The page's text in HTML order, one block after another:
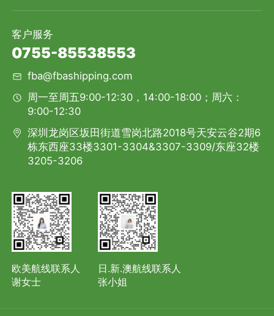
客户服务
0755-85538553
fba@fbashipping.com
周一至周五9:00-12:30，14:00-18:00；周六：
9:00-12:30
深圳龙岗区坂田街道雪岗北路2018号天安云谷2期6
栋东西座33楼3301-3304&3307-3309/东座32楼
3205-3206
欧美航线联系人
谢女士
日.新.澳航线联系人
张小姐